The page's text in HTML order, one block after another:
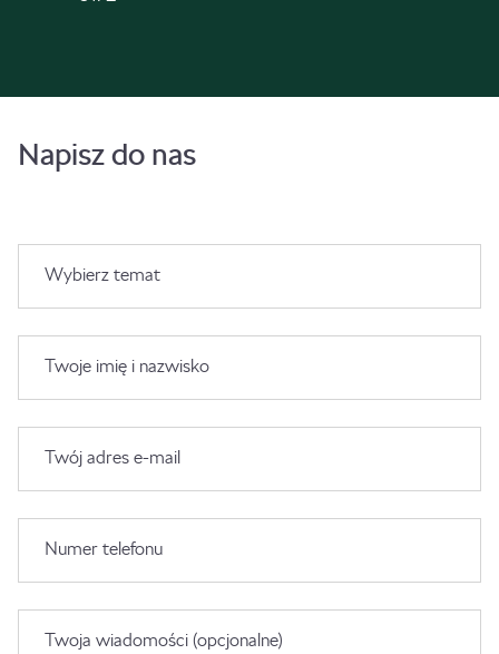
Napisz do nas
Wybierz temat
Twoje imię i nazwisko
Twój adres e-mail
Numer telefonu
Twoja wiadomości (opcjonalne)